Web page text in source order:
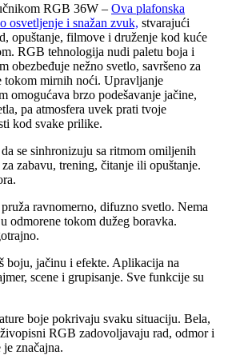
RGB 36W – Ova plafonska
osvetljenje i snažan zvuk, stvarajući
opuštanje, filmove i druženje kod kuće
RGB tehnologija nudi paletu boja i
obezbeđuje nežno svetlo, savršeno za
tokom mirnih noći. Upravljanje
omogućava brzo podešavanje jačine,
pa atmosfera uvek prati tvoje
kod svake prilike.
se sinhronizuju sa ritmom omiljenih
zabavu, trening, čitanje ili opuštanje.
ravnomerno, difuzno svetlo. Nema
odmorene tokom dužeg boravka.
boju, jačinu i efekte. Aplikacija na
scene i grupisanje. Sve funkcije su
boje pokrivaju svaku situaciju. Bela,
RGB zadovoljavaju rad, odmor i
značajna.